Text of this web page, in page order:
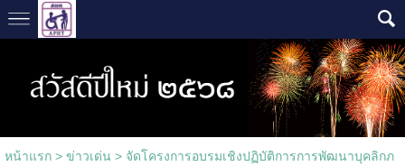
หน้าแรก> ข่าวเด่น > จัดโครงการอบรมเชิงปฏิบัติการการพัฒนาบุคลิกภ